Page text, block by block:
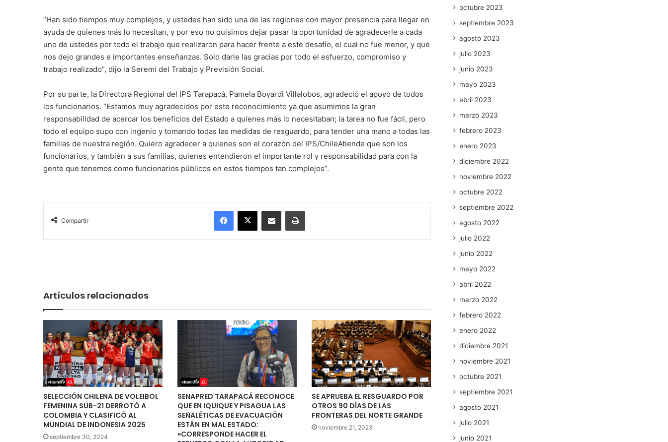
“Han sido tiempos muy complejos, y ustedes han sido una de las regiones con mayor presencia para llegar en
ayuda de quienes más lo necesitan, y por eso no quisimos dejar pasar la oportunidad de agradecerle a cada
uno de ustedes por todo el trabajo que realizaron para hacer frente a este desafío, el cual no fue menor, y que
nos dejo grandes e importantes enseñanzas. Solo darle las gracias por todo el esfuerzo, compromiso y
trabajo realizado”, dijo la Seremi del Trabajo y Previsión Social.
Por su parte, la Directora Regional del IPS Tarapacá, Pamela Boyardi Villalobos, agradeció el apoyo de todos
los funcionarios. “Estamos muy agradecidos por este reconocimiento ya que asumimos la gran
responsabilidad de acercar los beneficios del Estado a quienes más lo necesitaban; la tarea no fue fácil, pero
todo el equipo supo con ingenio y tomando todas las medidas de resguardo, para tender una mano a todas las
familias de nuestra región. Quiero agradecer a quienes son el corazón del IPS/ChileAtiende que son los
funcionarios, y también a sus familias, quienes entendieron el importante rol y responsabilidad para con la
gente que tenemos como funcionarios públicos en estos tiempos tan complejos”.
Compartir
Facebook
X Enviar vía email Imprimir
Artículos relacionados
SELECCIÓN CHILENA DE VOLEIBOL
FEMENINA SUB-21 DERROTÓ A
COLOMBIA Y CLASIFICÓ AL
MUNDIAL DE INDONESIA 2025
septiembre 30, 2024
SENAPRED TARAPACÁ RECONOCE
QUE EN IQUIQUE Y PISAGUA LAS
SEÑALÉTICAS DE EVACUACIÓN
ESTÁN EN MAL ESTADO:
«CORRESPONDE HACER EL
SE APRUEBA EL RESGUARDO POR
OTROS 90 DÍAS DE LAS
FRONTERAS DEL NORTE GRANDE
noviembre 21, 2023
octubre 2023
septiembre 2023
agosto 2023
julio 2023
junio 2023
mayo 2023
abril 2023
marzo 2023
febrero 2023
enero 2023
diciembre 2022
noviembre 2022
octubre 2022
septiembre 2022
agosto 2022
julio 2022
junio 2022
mayo 2022
abril 2022
marzo 2022
febrero 2022
enero 2022
diciembre 2021
noviembre 2021
octubre 2021
septiembre 2021
agosto 2021
julio 2021
junio 2021